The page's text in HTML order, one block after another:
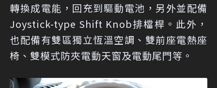
轉換成電能，回充到驅動電池，另外並配備
Joystick-type Shift Knob排檔桿。此外，
也配備有雙區獨立恆溫空調、雙前座電熱座
椅、雙模式防夾電動天窗及電動尾門等。